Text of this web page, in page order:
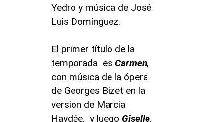
Yedro y música de José
Luis Domínguez.
El primer título de la
temporada es Carmen,
con música de la ópera
de Georges Bizet en la
versión de Marcia
Haydée, y luego Giselle,